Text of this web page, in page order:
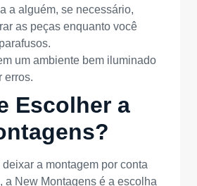
a alguém, se necessário,
as peças enquanto você
um ambiente bem iluminado
erros.
Escolher a
a montagem por conta
a New Montagens é a escolha